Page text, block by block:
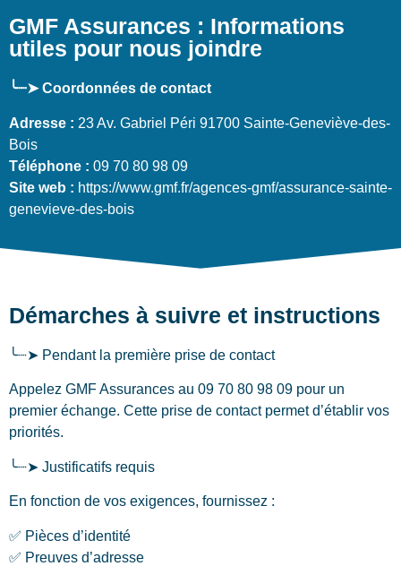
GMF Assurances : Informations
utiles pour nous joindre
╰┈➤ Coordonnées de contact
Adresse : 23 Av. Gabriel Péri 91700 Sainte-Geneviève-des-
Bois
Téléphone : 09 70 80 98 09
Site web : https://www.gmf.fr/agences-gmf/assurance-sainte-
genevieve-des-bois
Démarches à suivre et instructions
╰┈➤ Pendant la première prise de contact
Appelez GMF Assurances au 09 70 80 98 09 pour un
premier échange. Cette prise de contact permet d’établir vos
priorités.
╰┈➤ Justificatifs requis
En fonction de vos exigences, fournissez :
✅ Pièces d’identité
✅ Preuves d’adresse